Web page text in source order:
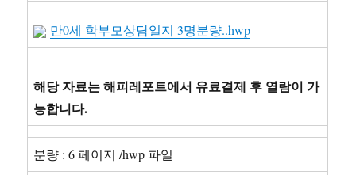
만0세 학부모상담일지 3명분량..hwp
해당 자료는 해피레포트에서 유료결제 후 열람이 가
능합니다.
분량 : 6 페이지 /hwp 파일